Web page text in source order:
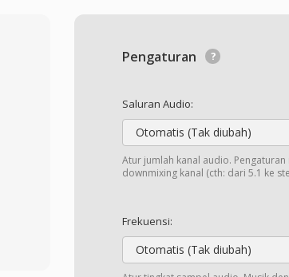
Pengaturan
Saluran Audio:
Otomatis (Tak diubah)
Atur jumlah kanal audio.
downmixing kanal (cth: dari 5.1 ke
Frekuensi:
Otomatis (Tak diubah)